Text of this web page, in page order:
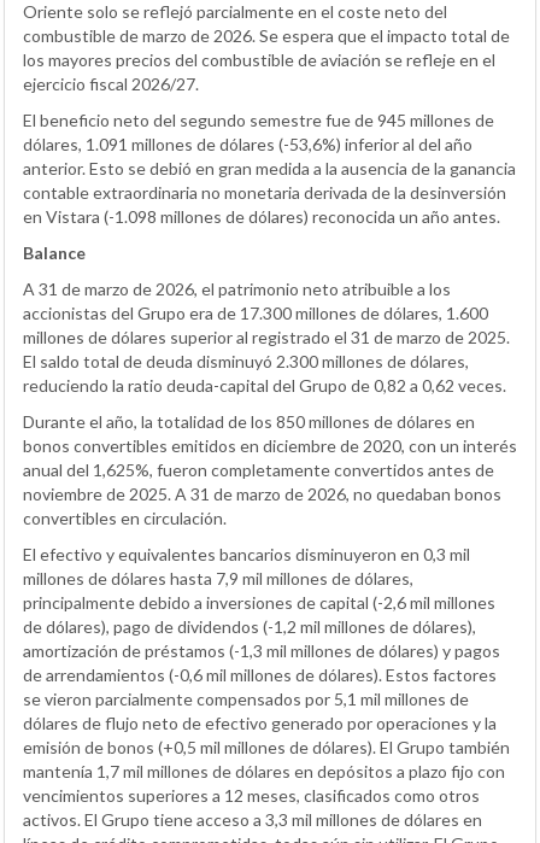
Oriente solo se reflejó parcialmente en el coste neto del
combustible de marzo de 2026. Se espera que el impacto total de
los mayores precios del combustible de aviación se refleje en el
ejercicio fiscal 2026/27.
El beneficio neto del segundo semestre fue de 945 millones de
dólares, 1.091 millones de dólares (-53,6%) inferior al del año
anterior. Esto se debió en gran medida a la ausencia de la ganancia
contable extraordinaria no monetaria derivada de la desinversión
en Vistara (-1.098 millones de dólares) reconocida un año antes.
Balance
A 31 de marzo de 2026, el patrimonio neto atribuible a los
accionistas del Grupo era de 17.300 millones de dólares, 1.600
millones de dólares superior al registrado el 31 de marzo de 2025.
El saldo total de deuda disminuyó 2.300 millones de dólares,
reduciendo la ratio deuda-capital del Grupo de 0,82 a 0,62 veces.
Durante el año, la totalidad de los 850 millones de dólares en
bonos convertibles emitidos en diciembre de 2020, con un interés
anual del 1,625%, fueron completamente convertidos antes de
noviembre de 2025. A 31 de marzo de 2026, no quedaban bonos
convertibles en circulación.
El efectivo y equivalentes bancarios disminuyeron en 0,3 mil
millones de dólares hasta 7,9 mil millones de dólares,
principalmente debido a inversiones de capital (-2,6 mil millones
de dólares), pago de dividendos (-1,2 mil millones de dólares),
amortización de préstamos (-1,3 mil millones de dólares) y pagos
de arrendamientos (-0,6 mil millones de dólares). Estos factores
se vieron parcialmente compensados por 5,1 mil millones de
dólares de flujo neto de efectivo generado por operaciones y la
emisión de bonos (+0,5 mil millones de dólares). El Grupo también
mantenía 1,7 mil millones de dólares en depósitos a plazo fijo con
vencimientos superiores a 12 meses, clasificados como otros
activos. El Grupo tiene acceso a 3,3 mil millones de dólares en